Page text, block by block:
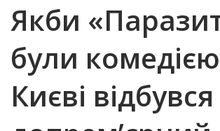
Якби
були
Києві відбувся